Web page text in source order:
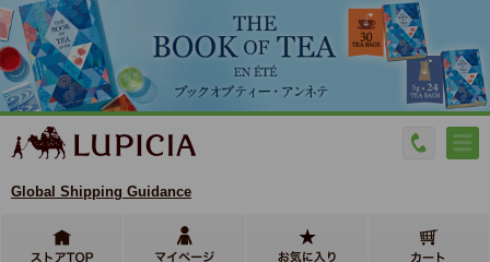
Global Shipping Guidance